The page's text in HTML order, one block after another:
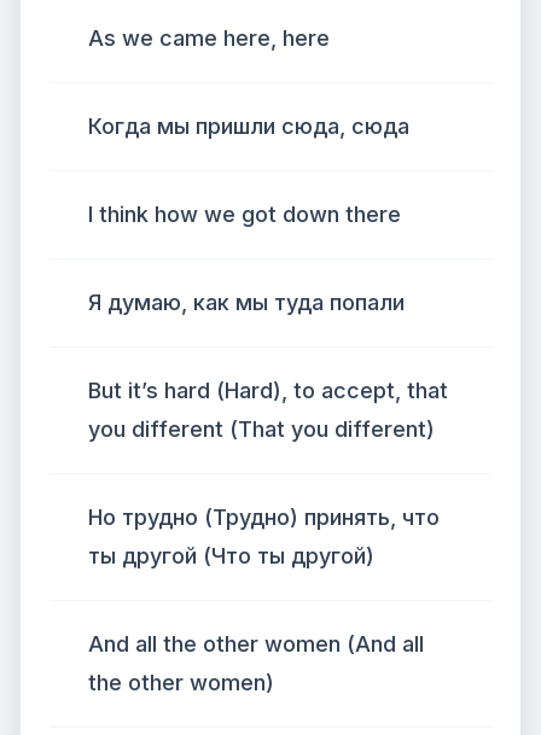
As we came here, here
Когда мы пришли сюда, сюда
I think how we got down there
Я думаю, как мы туда попали
But it’s hard (Hard), to accept, that
you different (That you different)
Но трудно (Трудно) принять, что
ты другой (Что ты другой)
And all the other women (And all
the other women)